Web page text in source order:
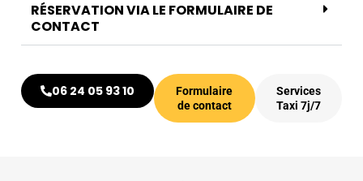
RÉSERVATION VIA LE FORMULAIRE DE
CONTACT
06 24 05 93 10
Formulaire
de contact
Services
Taxi 7j/7